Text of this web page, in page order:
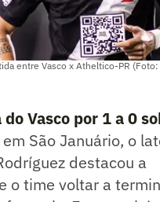
entre Vasco x Atheltico-PR
Vasco por 1 a 0
em São Januário, o
destacou a
o time voltar a